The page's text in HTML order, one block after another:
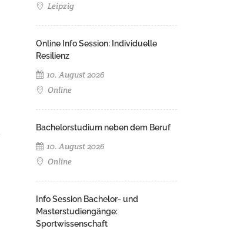
Leipzig
Online Info Session: Individuelle
Resilienz
10. August 2026
Online
Bachelorstudium neben dem Beruf
10. August 2026
Online
Info Session Bachelor- und
Masterstudiengänge:
Sportwissenschaft